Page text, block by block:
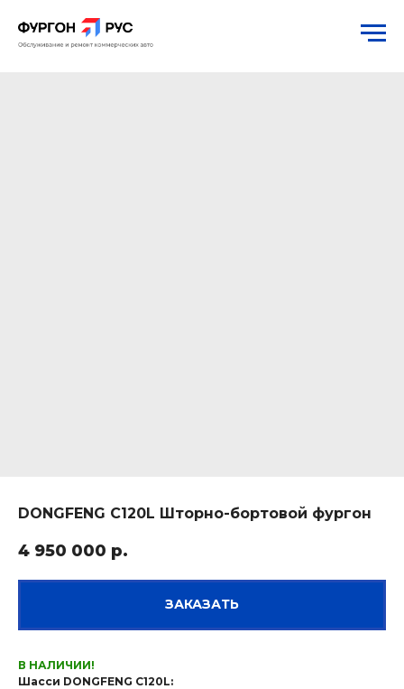
DONGFENG C120L Шторно-бортовой фургон
4 950 000 р.
ЗАКАЗАТЬ
В НАЛИЧИИ!
Шасси DONGFENG C120L: